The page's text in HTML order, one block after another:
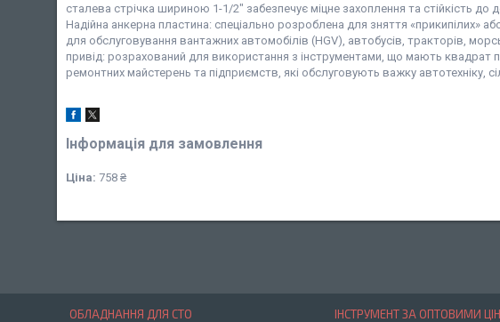
сталева стрічка шириною 1-1/2" забезпечує міцне захоплення та стійкість
Надійна анкерна пластина: спеціально розроблена для зняття «прикипілих»
для обслуговування вантажних автомобілів (HGV), автобусів, тракторів,
привід: розрахований для використання з інструментами, що мають квадрат
ремонтних майстерень та підприємств, які обслуговують важку автотехніку,
Інформація для замовлення
Ціна: 758 ₴
ОБЛАДНАННЯ ДЛЯ СТО ІНСТРУМЕНТ ЗА ОПТОВИМИ